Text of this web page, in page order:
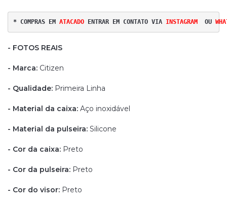
* COMPRAS EM ATACADO ENTRAR EM CONTATO VIA INSTAGRAM OU
- FOTOS REAIS
- Marca: Citizen
- Qualidade: Primeira Linha
- Material da caixa: Aço inoxidável
- Material da pulseira: Silicone
- Cor da caixa: Preto
- Cor da pulseira: Preto
- Cor do visor: Preto